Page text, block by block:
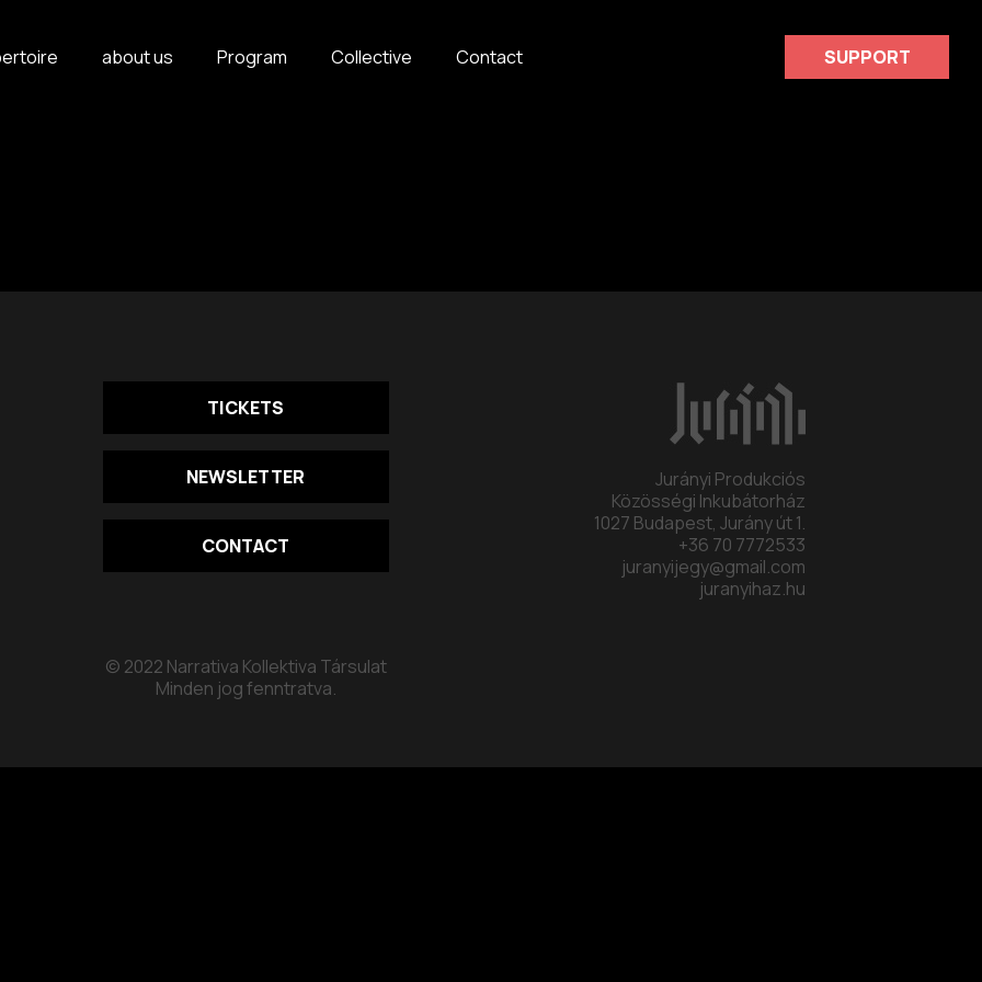
about us Program Collective Contact SUPPORT
TICKETS
NEWSLETTER
CONTACT
Jurányi Produkciós
Közösségi Inkubátorház
1027 Budapest, Jurány út 1.
+36 70 7772533
juranyijegy@gmail.com
juranyihaz.hu
© 2022 Narrativa Kollektiva Társulat
Minden jog fenntratva.